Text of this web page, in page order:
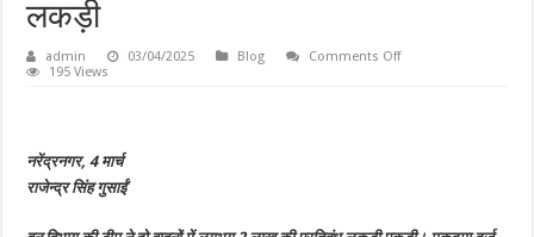
लकड़ी
admin 03/04/2025 Blog Comments Offon
195 Views
नरेंद्रनगर, 4 मार्च
राजेन्द्र सिंह गुसाईं